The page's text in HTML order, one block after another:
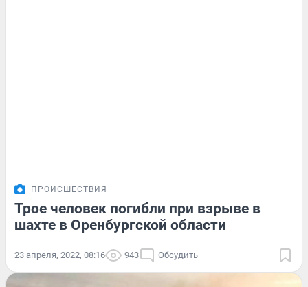
ПРОИСШЕСТВИЯ
Трое человек погибли при взрыве в
шахте в Оренбургской области
23 апреля, 2022, 08:16 943 Обсудить